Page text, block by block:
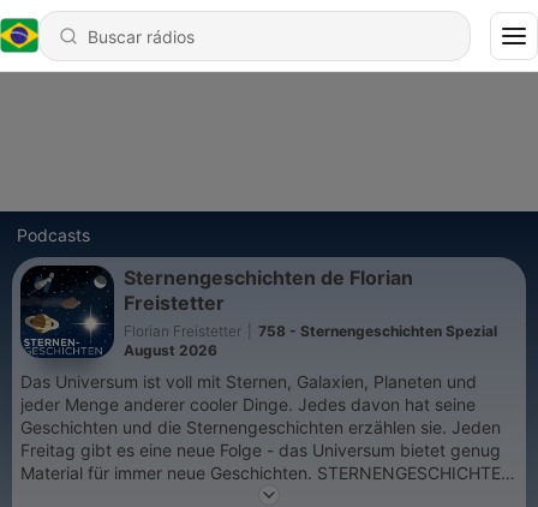
Podcasts
Sternengeschichten de Florian
Freistetter
Florian Freistetter
758 - Sternengeschichten Spezial
August 2026
Das Universum ist voll mit Sternen, Galaxien, Planeten und
jeder Menge anderer cooler Dinge. Jedes davon hat seine
Geschichten und die Sternengeschichten erzählen sie. Jeden
Freitag gibt es eine neue Folge - das Universum bietet genug
Material für immer neue Geschichten. STERNENGESCHICHTEN
LIVE TOUR 2025! Tickets unter https://sternengeschichten.live